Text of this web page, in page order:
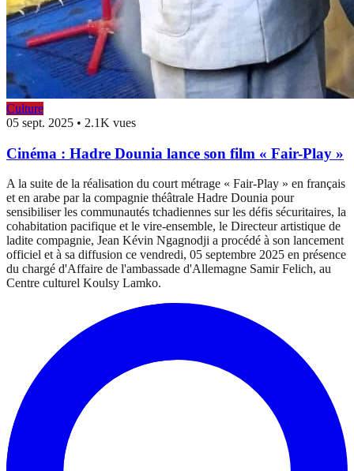
Culture
05 sept. 2025 • 2.1K vues
Cinéma : Hadre Dounia lance son film « Fair-Play »
A la suite de la réalisation du court métrage « Fair-Play » en français
et en arabe par la compagnie théâtrale Hadre Dounia pour
sensibiliser les communautés tchadiennes sur les défis sécuritaires, la
cohabitation pacifique et le vire-ensemble, le Directeur artistique de
ladite compagnie, Jean Kévin Ngagnodji a procédé à son lancement
officiel et à sa diffusion ce vendredi, 05 septembre 2025 en présence
du chargé d'Affaire de l'ambassade d'Allemagne Samir Felich, au
Centre culturel Koulsy Lamko.